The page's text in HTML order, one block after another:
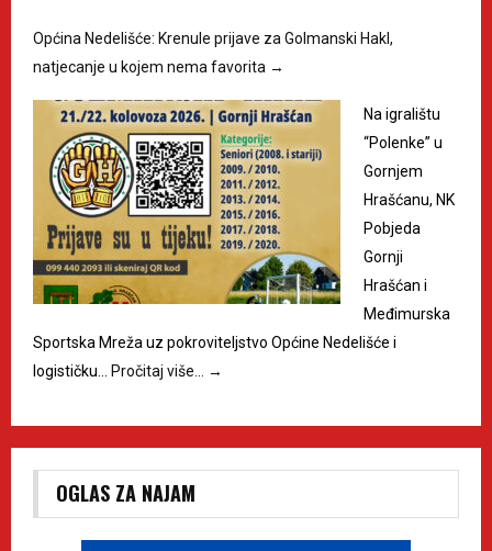
Općina Nedelišće: Krenule prijave za Golmanski Hakl,
natjecanje u kojem nema favorita →
Na igralištu
“Polenke” u
Gornjem
Hrašćanu, NK
Pobjeda
Gornji
Hrašćan i
Međimurska
Sportska Mreža uz pokroviteljstvo Općine Nedelišće i
logističku… Pročitaj više… →
OGLAS ZA NAJAM